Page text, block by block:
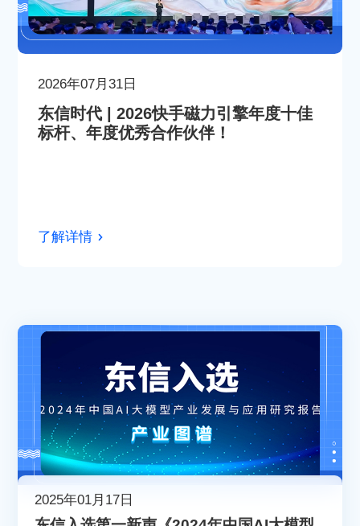
2026年07月31日
东信时代 | 2026快手磁力引擎年度十佳
标杆、年度优秀合作伙伴！
了解详情
2025年01月17日